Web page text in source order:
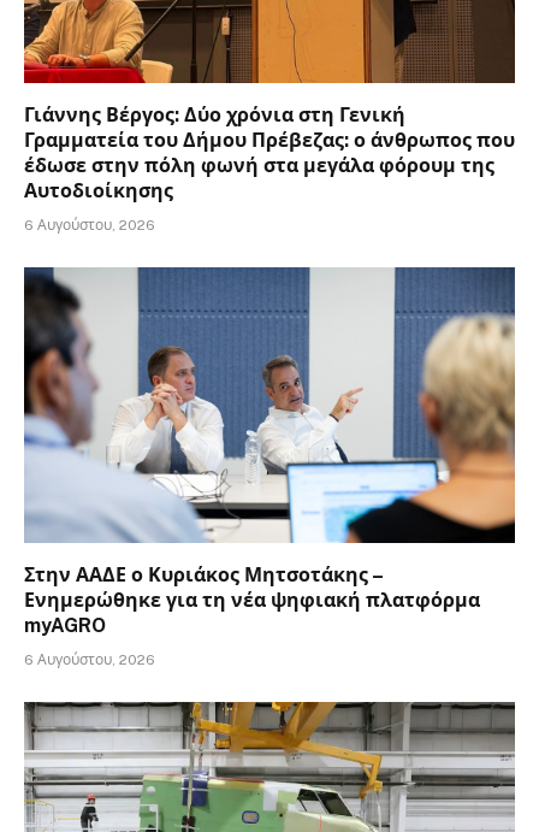
Γιάννης Βέργος: Δύο χρόνια στη Γενική
Γραμματεία του Δήμου Πρέβεζας: ο άνθρωπος που
έδωσε στην πόλη φωνή στα μεγάλα φόρουμ της
Αυτοδιοίκησης
6 Αυγούστου, 2026
Στην ΑΑΔΕ ο Κυριάκος Μητσοτάκης –
Ενημερώθηκε για τη νέα ψηφιακή πλατφόρμα
myAGRO
6 Αυγούστου, 2026